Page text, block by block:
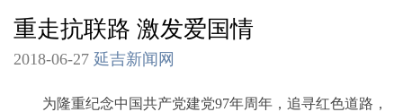
重走抗联路 激发爱国情
2018-06-27 延吉新闻网
为隆重纪念中国共产党建党97年周年，追寻红色道路，